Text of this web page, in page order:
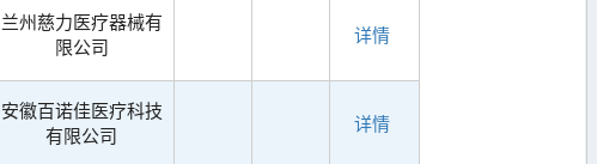
兰州慈力医疗器械有
限公司
详情
安徽百诺佳医疗科技
有限公司
详情